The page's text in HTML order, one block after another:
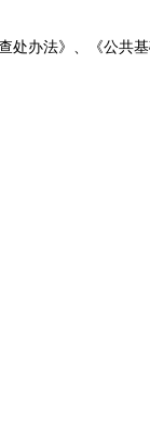
办法》、《公共基